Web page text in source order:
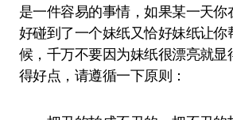
是一件容易的事情，如果某一天你
好碰到了一个妹纸又恰好妹纸让你
候，千万不要因为妹纸很漂亮就显
得好点，请遵循一下原则：